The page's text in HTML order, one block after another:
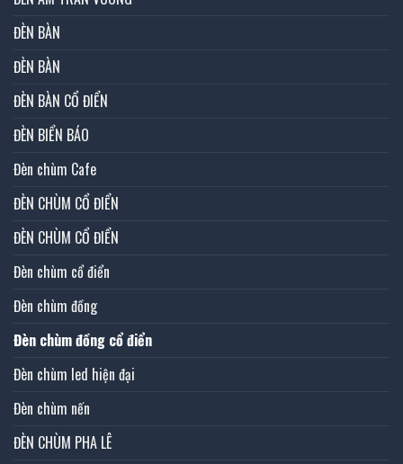
ĐÈN BÀN
ĐÈN BÀN
ĐÈN BÀN CỔ ĐIỂN
ĐÈN BIỂN BÁO
Đèn chùm Cafe
ĐÈN CHÙM CỔ ĐIỂN
ĐÈN CHÙM CỔ ĐIỂN
Đèn chùm cổ điển
Đèn chùm đồng
Đèn chùm đồng cổ điển
Đèn chùm led hiện đại
Đèn chùm nến
ĐÈN CHÙM PHA LÊ